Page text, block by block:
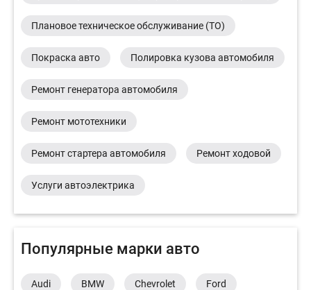
Плановое техническое обслуживание (ТО)
Покраска авто Полировка кузова автомобиля
Ремонт генератора автомобиля
Ремонт мототехники
Ремонт стартера автомобиля Ремонт ходовой
Услуги автоэлектрика
Популярные марки авто
Audi BMW Chevrolet Ford